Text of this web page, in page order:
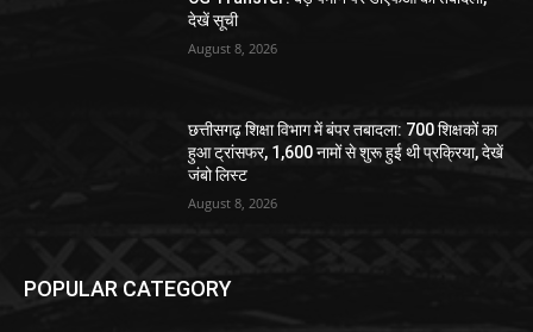
देखें सूची
August 8, 2026
छत्तीसगढ़ शिक्षा विभाग में बंपर तबादला: 700 शिक्षकों का
हुआ ट्रांसफर, 1,600 नामों से शुरू हुई थी प्रक्रिया, देखें
जंबो लिस्ट
August 8, 2026
POPULAR CATEGORY